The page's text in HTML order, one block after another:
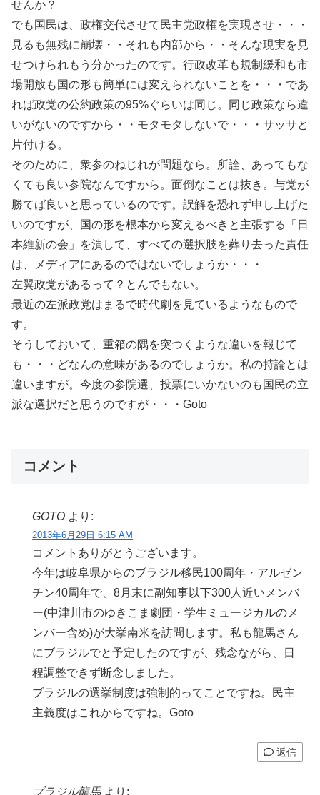
せんか？
でも国民は、政権交代させて民主党政権を実現させ・・・
見るも無残に崩壊・・それも内部から・・そんな現実を見
せつけられもう分かったのです。行政改革も規制緩和も市
場開放も国の形も簡単には変えられないことを・・・であ
れば政党の公約政策の95%ぐらいは同じ。同じ政策なら違
いがないのですから・・モタモタしないで・・・サッサと
片付ける。
そのために、衆参のねじれが問題なら。所詮、あってもな
くても良い参院なんですから。面倒なことは抜き。与党が
勝てば良いと思っているのです。誤解を恐れず申し上げた
いのですが、国の形を根本から変えるべきと主張する「日
本維新の会」を潰して、すべての選択肢を葬り去った責任
は、メディアにあるのではないでしょうか・・・
左翼政党があるって？とんでもない。
最近の左派政党はまるで時代劇を見ているようなもので
す。
そうしておいて、重箱の隅を突つくような違いを報じて
も・・・どなんの意味があるのでしょうか。私の持論とは
違いますが。今度の参院選、投票にいかないのも国民の立
派な選択だと思うのですが・・・Goto
コメント
GOTO より:
2013年6月29日 6:15 AM
コメントありがとうございます。
今年は岐阜県からのブラジル移民100周年・アルゼン
チン40周年で、8月末に副知事以下300人近いメンバ
ー(中津川市のゆきこま劇団・学生ミュージカルのメ
ンバー含め)が大挙南米を訪問します。私も龍馬さん
にブラジルでと予定したのですが、残念ながら、日
程調整できず断念しました。
ブラジルの選挙制度は強制的ってことですね。民主
主義度はこれからですね。Goto
返信
ブラジル龍馬 より: